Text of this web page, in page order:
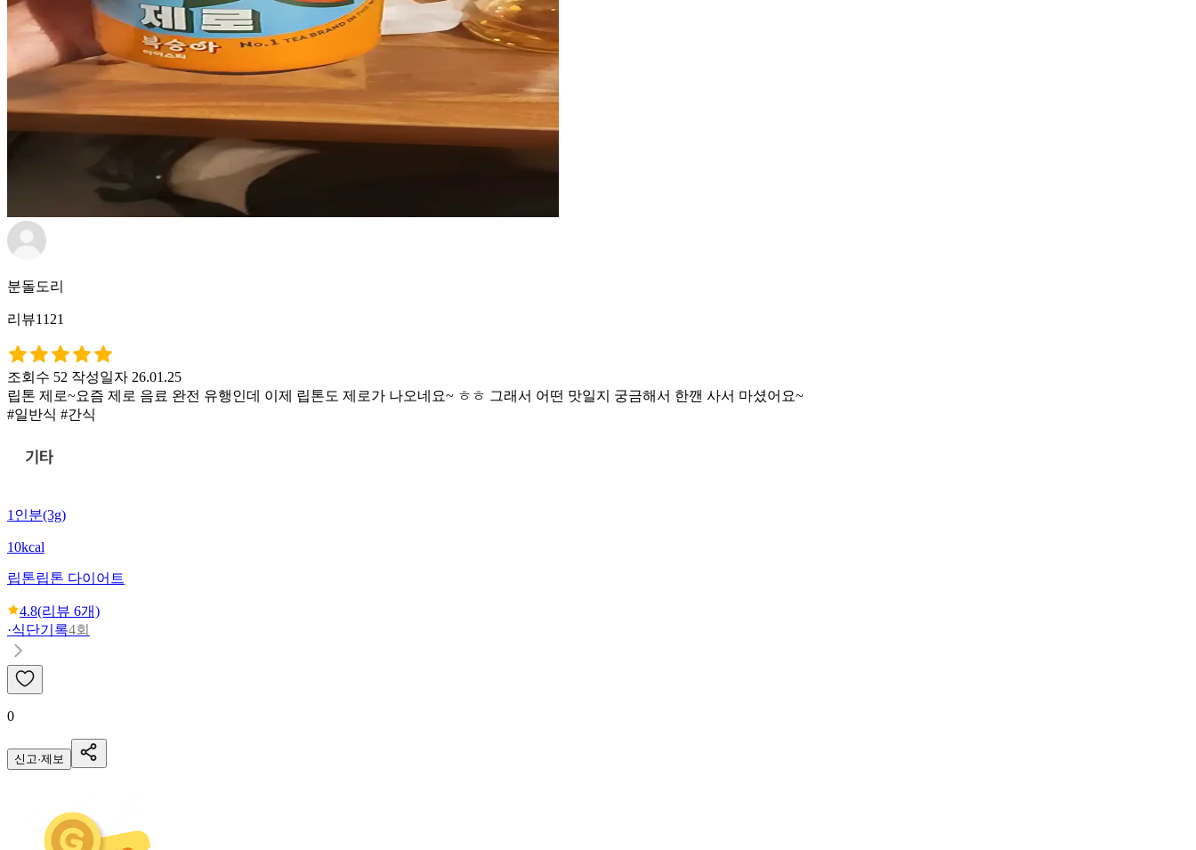
분돌도리
리뷰1121
조회수 52 작성일자 26.01.25
립톤 제로~요즘 제로 음료 완전 유행인데 이제 립톤도 제로가 나오네요~ ㅎㅎ 그래서 어떤 맛일지 궁금해서 한깬 사서 마셨어요~
#일반식 #간식
1인분(3g)
10kcal
립톤립톤 다이어트
4.8(리뷰 6개)
·식단기록4회
0
신고·제보